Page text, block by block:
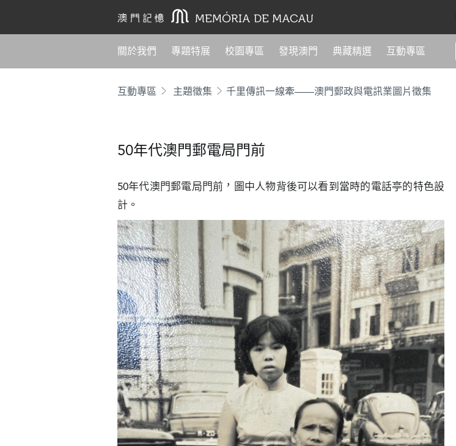
關於我們 專題特展 校園專區 發現澳門 典藏精選 互動專區
互動專區 主題徵集 千里傳訊一線牽——澳門郵政與電訊業圖片徵集
50年代澳門郵電局門前
50年代澳門郵電局門前，圖中人物背後可以看到當時的電話亭的特色設
計。